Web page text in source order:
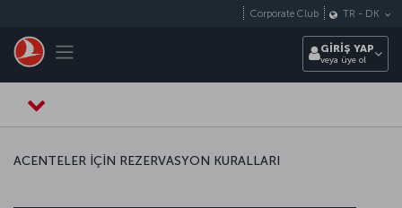
Toggle navigation
Corporate Club TR - DK
GİRİŞ YAP
veya üye ol
ACENTELER İÇİN REZERVASYON KURALLARI